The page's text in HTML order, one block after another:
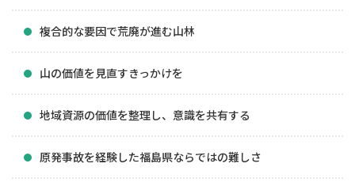
複合的な要因で荒廃が進む山林
山の価値を見直すきっかけを
地域資源の価値を整理し、意識を共有する
原発事故を経験した福島県ならではの難しさ